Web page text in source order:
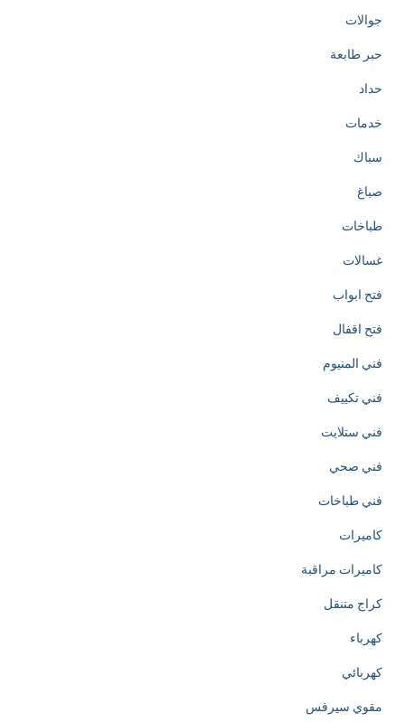
o
h
e
c
e
a
o
n
o
h
p
s
جوالات
حبر طابعة
حداد
خدمات
سباك
صباغ
طباخات
غسالات
فتح ابواب
فتح اقفال
فني المنيوم
فني تكييف
فني ستلايت
فني صحي
فني طباخات
كاميرات
كاميرات مراقبة
كراج متنقل
كهرباء
كهربائي
مقوي سيرفس